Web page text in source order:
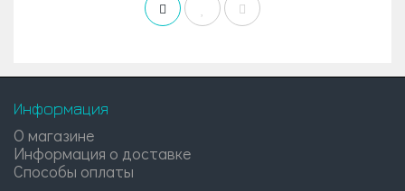
Информация
О магазине
Информация о доставке
Способы оплаты